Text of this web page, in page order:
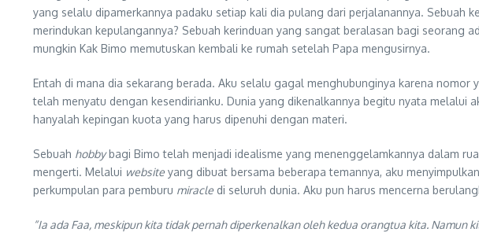
yang selalu dipamerkannya padaku setiap kali dia pulang dari perjalanannya.
merindukan kepulangannya? Sebuah kerinduan yang sangat beralasan bagi seorang
mungkin Kak Bimo memutuskan kembali ke rumah setelah Papa mengusirnya.
Entah di mana dia sekarang berada. Aku selalu gagal menghubunginya karena
telah menyatu dengan kesendirianku. Dunia yang dikenalkannya begitu nyata melalui
hanyalah kepingan kuota yang harus dipenuhi dengan materi.
Sebuah hobbybagi Bimo telah menjadi idealisme yang menenggelamkannya dalam
mengerti. Melalui website yang dibuat bersama beberapa temannya, aku
perkumpulan para pemburu miracle di seluruh dunia. Aku pun harus mencerna
“Ia ada Faa, meskipun kita tidak pernah diperkenalkan oleh kedua orangtua kita.